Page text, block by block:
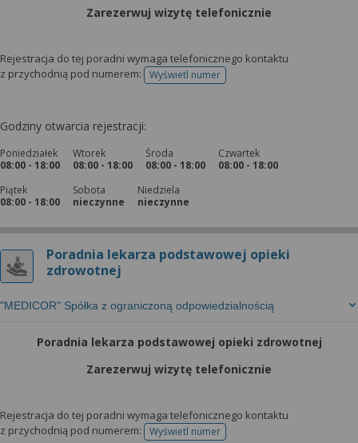
Zarezerwuj wizytę telefonicznie
Rejestracja do tej poradni wymaga telefonicznego kontaktu
z przychodnią pod numerem:
Wyświetl numertelefonu do rejestracji
Godziny otwarcia rejestracji:
Poniedziałek
08:00 - 18:00
Wtorek
08:00 - 18:00
Środa
08:00 - 18:00
Czwartek
08:00 - 18:00
Piątek
08:00 - 18:00
Sobota
nieczynne
Niedziela
nieczynne
Poradnia lekarza podstawowej opieki
zdrowotnej
"MEDICOR" Spółka z ograniczoną odpowiedzialnością
Poradnia lekarza podstawowej opieki zdrowotnej
Zarezerwuj wizytę telefonicznie
Rejestracja do tej poradni wymaga telefonicznego kontaktu
z przychodnią pod numerem:
Wyświetl numertelefonu do rejestracji